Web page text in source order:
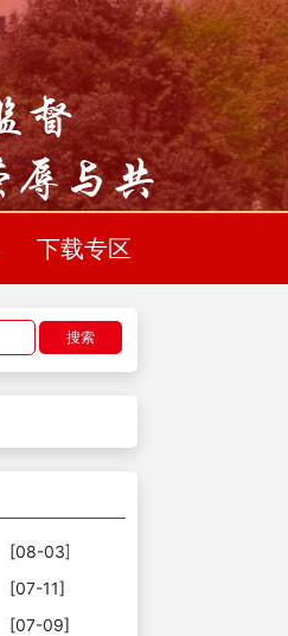
下载专区
搜索
[08-03]
[07-11]
[07-09]